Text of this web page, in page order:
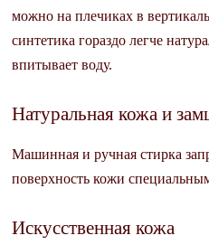
можно на плечиках в
синтетика гораздо легче
впитывает воду.
Натуральная кожа и
Машинная и ручная стирка
поверхность кожи
Искусственная кожа